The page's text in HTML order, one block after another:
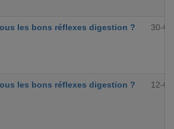
les bons réflexes digestion ? 30-
les bons réflexes digestion ? 12-